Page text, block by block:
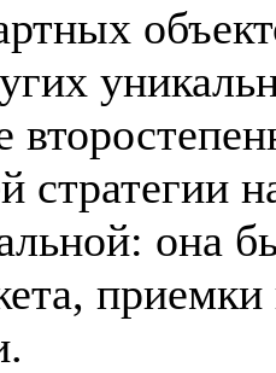
стратегии
она
приемки